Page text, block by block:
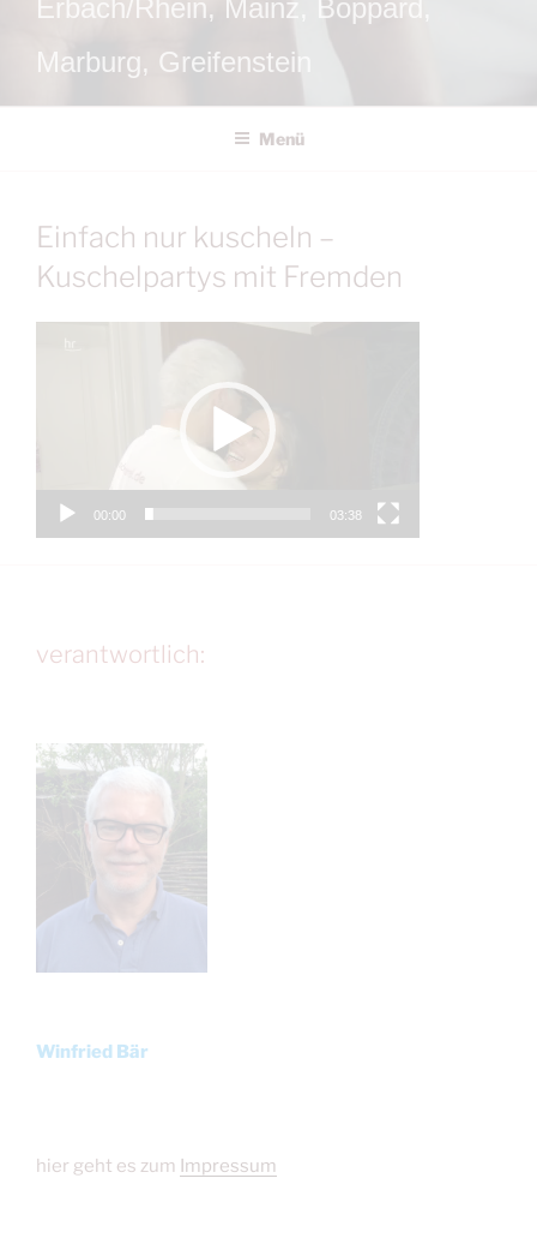
Erbach/Rhein, Mainz, Boppard,
Marburg, Greifenstein
Menü
Einfach nur kuscheln –
Kuschelpartys mit Fremden
00:00 03:38
verantwortlich:
Winfried Bär
hier geht es zum Impressum